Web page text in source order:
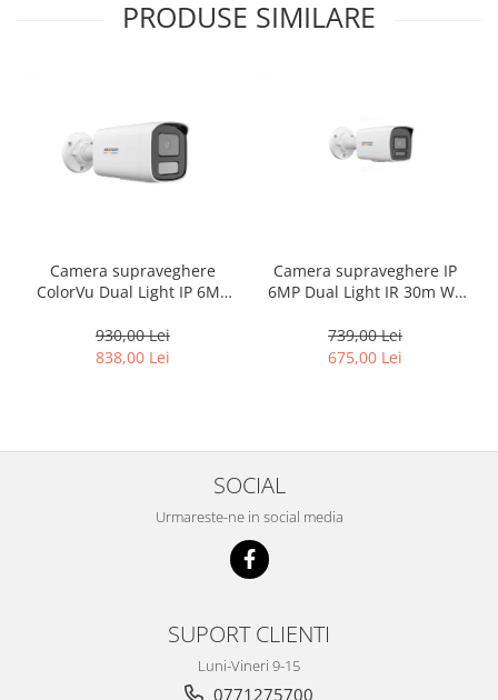
PRODUSE SIMILARE
Camera supraveghere
ColorVu Dual Light IP 6MP
Albă 50m Microfon –
HIKVISION DS-2CD1T67G2H-
930,00 Lei
838,00 Lei
Camera supraveghere IP
6MP Dual Light IR 30m WL
Hikvision – DS-
2CD1067G2H-LIU-2.8mm
739,00 Lei
675,00 Lei
SOCIAL
Urmareste-ne in social media
SUPORT CLIENTI
Luni-Vineri 9-15
0771275700